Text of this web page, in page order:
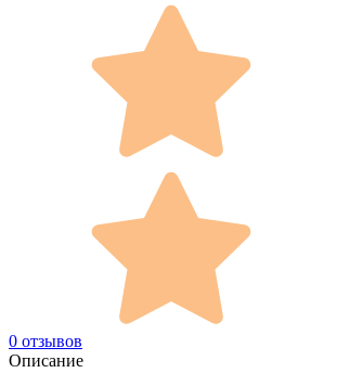
0 отзывов
Описание